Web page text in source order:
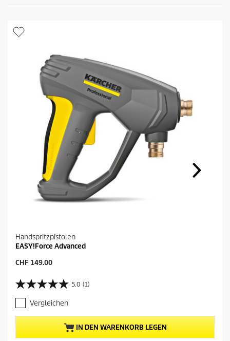
s
n
g
Handspritzpistolen
EASY!Force Advanced
A
t
u
e
l
l
e
r
CHF 149.00
5.0 (1)
5
.
0
v
o
n
Vergleichen
IN DEN WARENKORB LEGEN